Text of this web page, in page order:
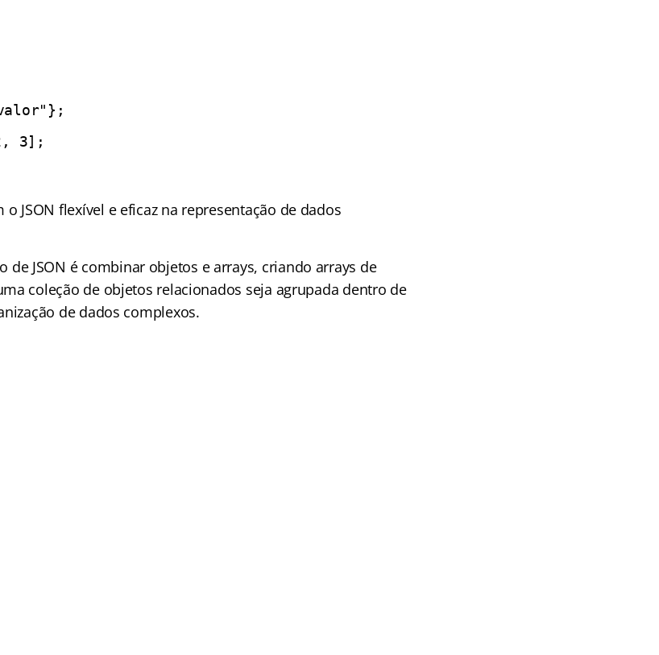
3];
JSON flexível e eficaz na representação de dados
de JSON é combinar objetos e arrays, criando arrays de
coleção de objetos relacionados seja agrupada dentro de
de dados complexos.